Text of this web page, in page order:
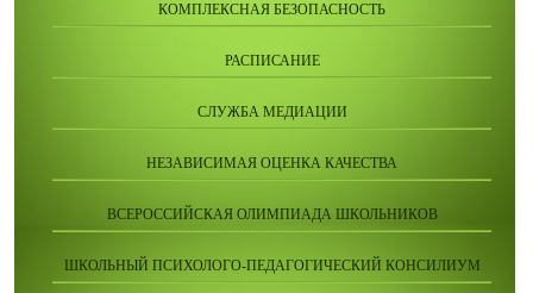
КОМПЛЕКСНАЯ БЕЗОПАСНОСТЬ
РАСПИСАНИЕ
СЛУЖБА МЕДИАЦИИ
НЕЗАВИСИМАЯ ОЦЕНКА КАЧЕСТВА
ВСЕРОССИЙСКАЯ ОЛИМПИАДА ШКОЛЬНИКОВ
ШКОЛЬНЫЙ ПСИХОЛОГО-ПЕДАГОГИЧЕСКИЙ КОНСИЛИУМ